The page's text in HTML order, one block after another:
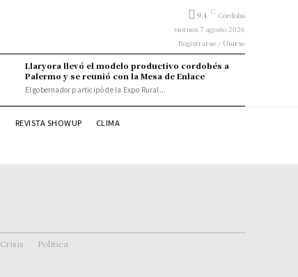
9.1 C Córdoba
viernes 7 agosto 2026
Registrarse / Unirse
Llaryora llevó el modelo productivo cordobés a
Palermo y se reunió con la Mesa de Enlace
El gobernador participó de la Expo Rural...
REVISTA SHOWUP CLIMA
Crisis Politica